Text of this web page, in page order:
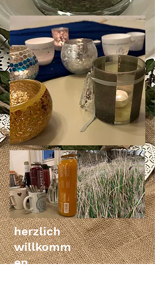
herzlich
willkomm
en